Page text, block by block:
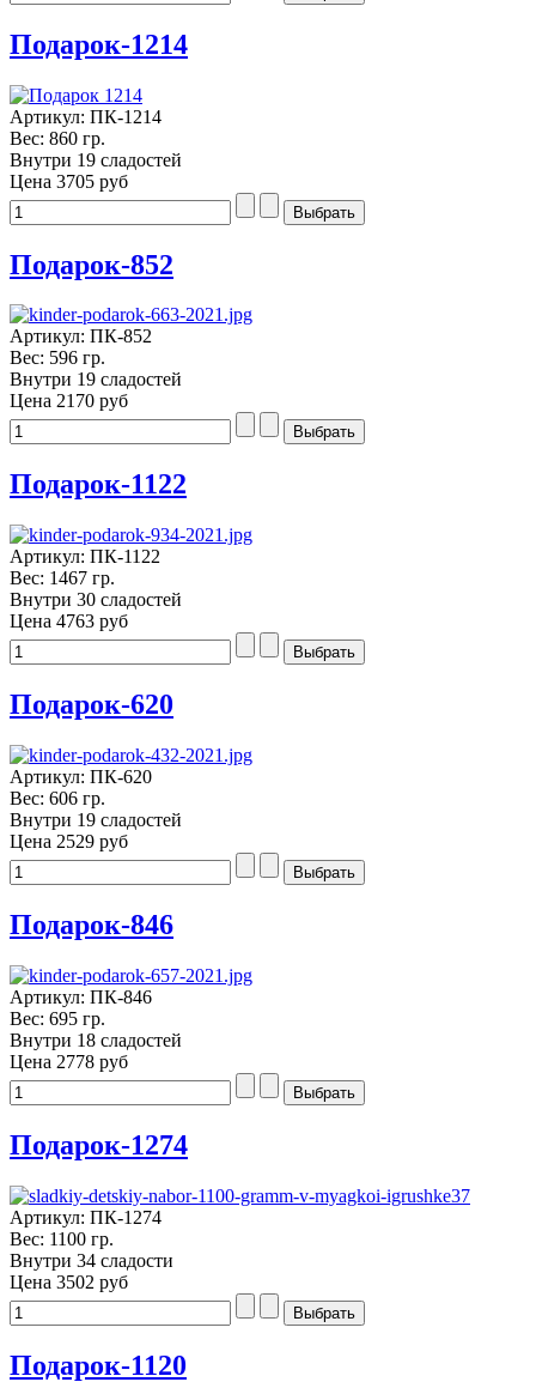
Подарок-1214
Артикул: ПК-1214
Вес: 860 гр.
Внутри 19 сладостей
Цена 3705 руб
Подарок-852
Артикул: ПК-852
Вес: 596 гр.
Внутри 19 сладостей
Цена 2170 руб
Подарок-1122
Артикул: ПК-1122
Вес: 1467 гр.
Внутри 30 сладостей
Цена 4763 руб
Подарок-620
Артикул: ПК-620
Вес: 606 гр.
Внутри 19 сладостей
Цена 2529 руб
Подарок-846
Артикул: ПК-846
Вес: 695 гр.
Внутри 18 сладостей
Цена 2778 руб
Подарок-1274
Артикул: ПК-1274
Вес: 1100 гр.
Внутри 34 сладости
Цена 3502 руб
Подарок-1120